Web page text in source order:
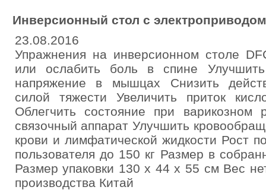
Инверсионный стол с
23.08.2016
Упражнения на инверсионном столе
или ослабить боль в спине
напряжение в мышцах Снизить
силой тяжести Увеличить приток
Облегчить состояние при варикозном
связочный аппарат Улучшить
крови и лимфатической жидкости Рост
пользователя до 150 кг Размер в
Размер упаковки 130 х 44 х 55 см Вес
производства Китай